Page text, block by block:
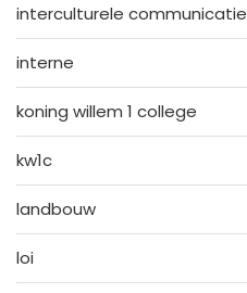
interculturele communicatie
interne
koning willem 1 college
kw1c
landbouw
loi